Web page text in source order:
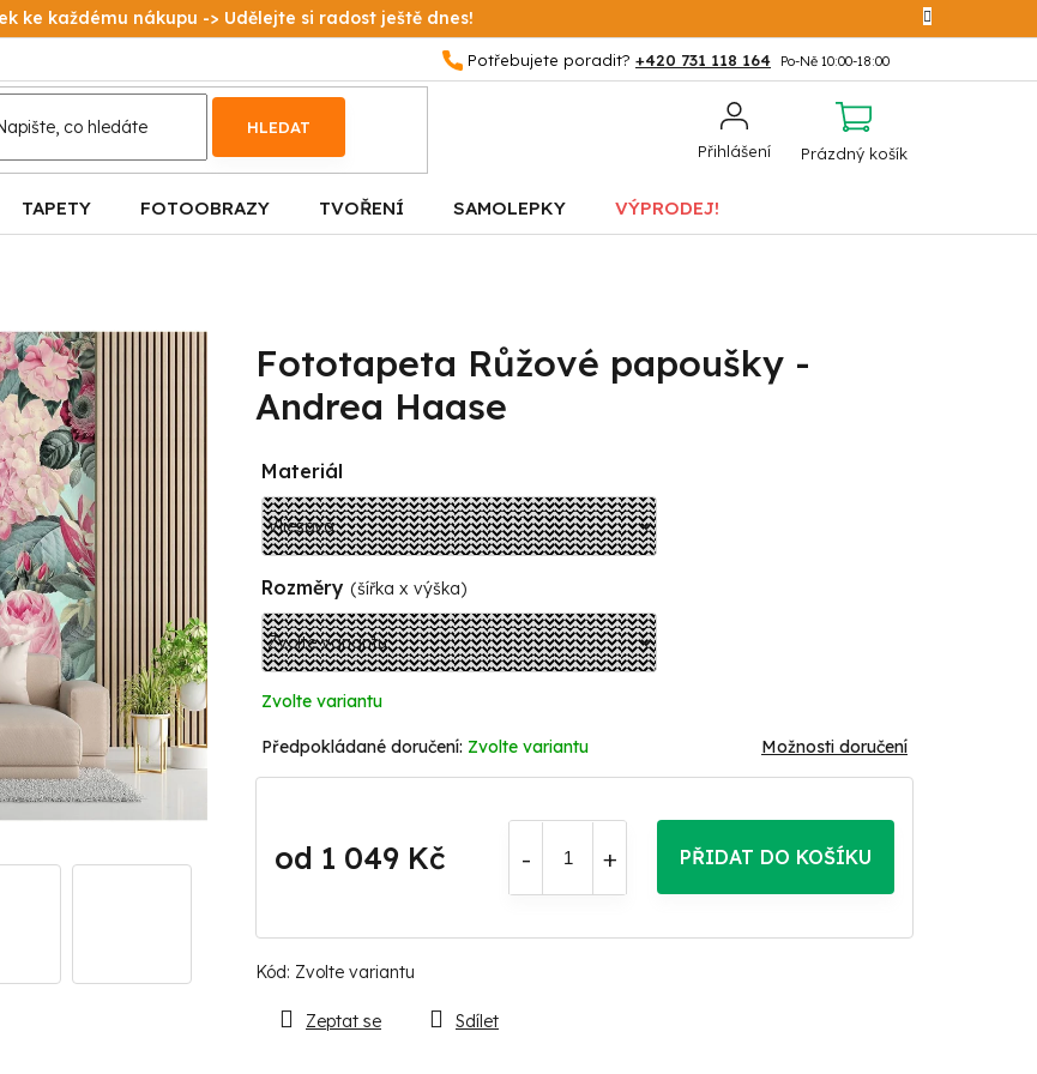
ke každému nákupu -> Udělejte si radost ještě dnes!
+420 731 118 164
Přihlášení
HLEDAT
NÁKUPNÍ
Prázdný košík
TAPETY FOTOOBRAZY TVOŘENÍ SAMOLEPKY VÝPRODEJ!
Fototapeta Růžové papoušky -
Andrea Haase
Kód: Zvolte variantu
Materiál
Rozměry (šířka x výška)
Zvolte variantu
Zvolte variantu Možnosti doručení
od 1 049 Kč PŘIDAT DO KOŠÍKU
Zeptat se Sdílet